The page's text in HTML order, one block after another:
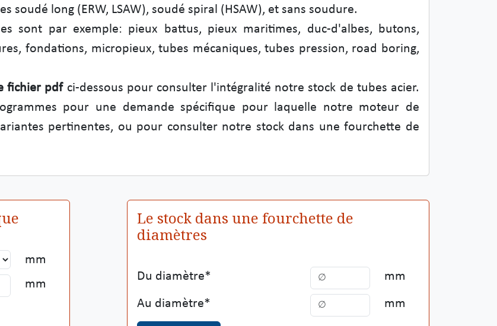
soudé long (ERW, LSAW), soudé spiral (HSAW), et sans soudure.
sont par exemple: pieux battus, pieux maritimes, duc-d'albes, butons,
fondations, micropieux, tubes mécaniques, tubes pression, road boring,
fichier pdf ci-dessous pour consulter l'intégralité notre stock de tubes acier.
pour une demande spécifique pour laquelle notre moteur de
pertinentes, ou pour consulter notre stock dans une fourchette de
mm
mm
Le stock dans une fourchette de
diamètres
Du diamètre
mm
Au diamètre
mm